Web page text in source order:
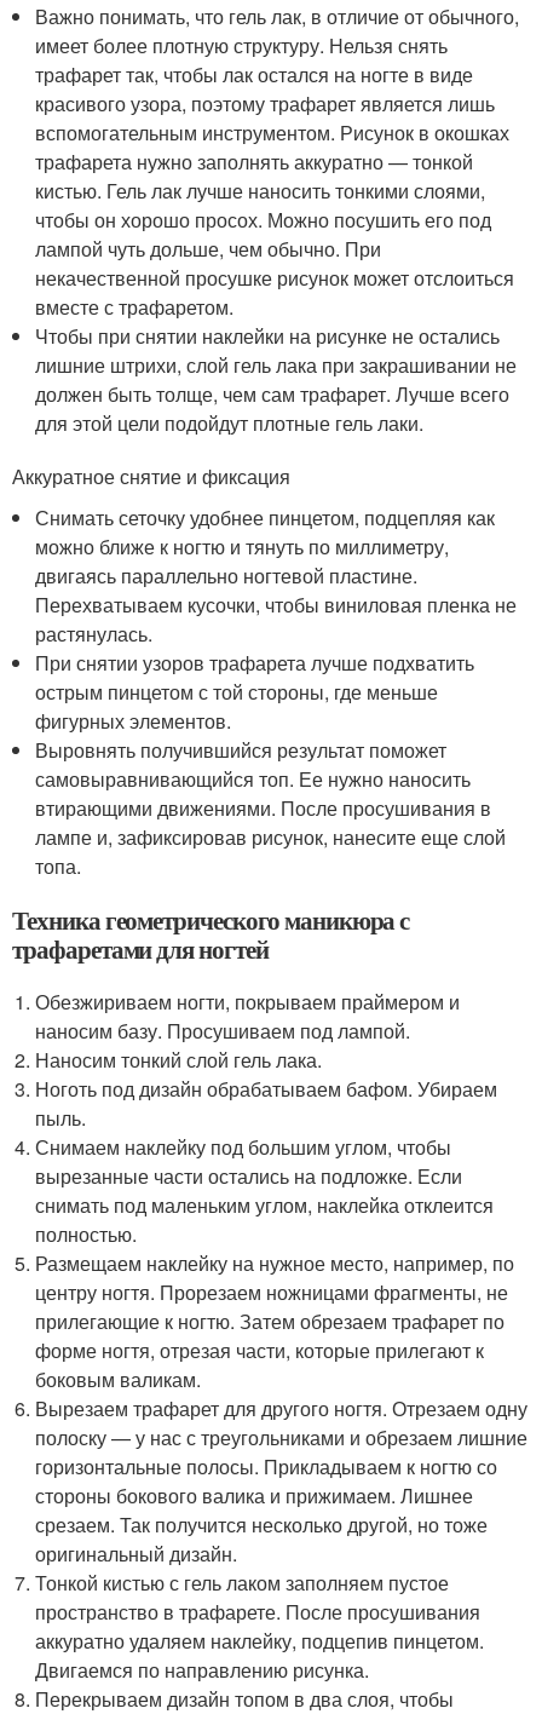
Важно понимать, что гель лак, в отличие от обычного,
имеет более плотную структуру. Нельзя снять
трафарет так, чтобы лак остался на ногте в виде
красивого узора, поэтому трафарет является лишь
вспомогательным инструментом. Рисунок в окошках
трафарета нужно заполнять аккуратно — тонкой
кистью. Гель лак лучше наносить тонкими слоями,
чтобы он хорошо просох. Можно посушить его под
лампой чуть дольше, чем обычно. При
некачественной просушке рисунок может отслоиться
вместе с трафаретом.
Чтобы при снятии наклейки на рисунке не остались
лишние штрихи, слой гель лака при закрашивании не
должен быть толще, чем сам трафарет. Лучше всего
для этой цели подойдут плотные гель лаки.
Аккуратное снятие и фиксация
Снимать сеточку удобнее пинцетом, подцепляя как
можно ближе к ногтю и тянуть по миллиметру,
двигаясь параллельно ногтевой пластине.
Перехватываем кусочки, чтобы виниловая пленка не
растянулась.
При снятии узоров трафарета лучше подхватить
острым пинцетом с той стороны, где меньше
фигурных элементов.
Выровнять получившийся результат поможет
самовыравнивающийся топ. Ее нужно наносить
втирающими движениями. После просушивания в
лампе и, зафиксировав рисунок, нанесите еще слой
топа.
Техника геометрического маникюра с
трафаретами для ногтей
Обезжириваем ногти, покрываем праймером и
наносим базу. Просушиваем под лампой.
Наносим тонкий слой гель лака.
Ноготь под дизайн обрабатываем бафом. Убираем
пыль.
Снимаем наклейку под большим углом, чтобы
вырезанные части остались на подложке. Если
снимать под маленьким углом, наклейка отклеится
полностью.
Размещаем наклейку на нужное место, например, по
центру ногтя. Прорезаем ножницами фрагменты, не
прилегающие к ногтю. Затем обрезаем трафарет по
форме ногтя, отрезая части, которые прилегают к
боковым валикам.
Вырезаем трафарет для другого ногтя. Отрезаем одну
полоску — у нас с треугольниками и обрезаем лишние
горизонтальные полосы. Прикладываем к ногтю со
стороны бокового валика и прижимаем. Лишнее
срезаем. Так получится несколько другой, но тоже
оригинальный дизайн.
Тонкой кистью с гель лаком заполняем пустое
пространство в трафарете. После просушивания
аккуратно удаляем наклейку, подцепив пинцетом.
Двигаемся по направлению рисунка.
Перекрываем дизайн топом в два слоя, чтобы